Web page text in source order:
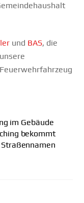
und BAS, die
im Gebäude
bekommt